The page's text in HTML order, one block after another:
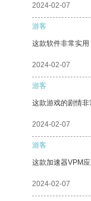
2024-02-07
游客
这款软件非常实用
2024-02-07
游客
这款游戏的剧情非
2024-02-07
游客
这款加速器VPM
2024-02-07